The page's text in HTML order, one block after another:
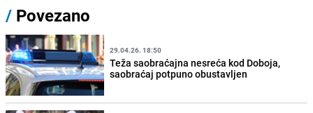
/ Povezano
29.04.26. 18:50
Teža saobraćajna nesreća kod Doboja,
saobraćaj potpuno obustavljen